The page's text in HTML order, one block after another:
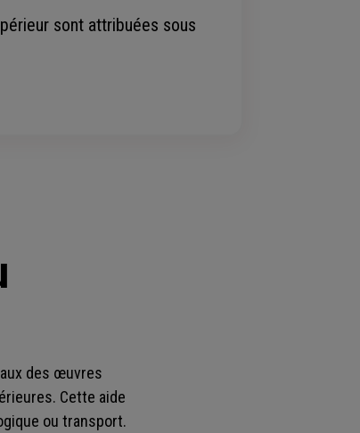
sont attribuées sous
des œuvres
Cette aide
ou transport.